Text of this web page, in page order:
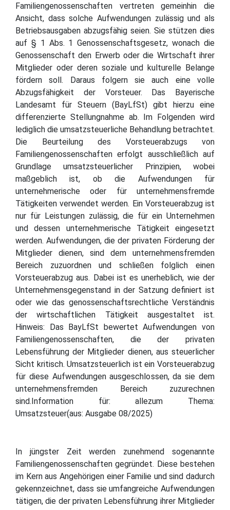
Familiengenossenschaften vertreten gemeinhin die
Ansicht, dass solche Aufwendungen zulässig und als
Betriebsausgaben abzugsfähig seien. Sie stützen dies
auf § 1 Abs. 1 Genossenschaftsgesetz, wonach die
Genossenschaft den Erwerb oder die Wirtschaft ihrer
Mitglieder oder deren soziale und kulturelle Belange
fördern soll. Daraus folgern sie auch eine volle
Abzugsfähigkeit der Vorsteuer. Das Bayerische
Landesamt für Steuern (BayLfSt) gibt hierzu eine
differenzierte Stellungnahme ab. Im Folgenden wird
lediglich die umsatzsteuerliche Behandlung betrachtet.
Die Beurteilung des Vorsteuerabzugs von
Familiengenossenschaften erfolgt ausschließlich auf
Grundlage umsatzsteuerlicher Prinzipien, wobei
maßgeblich ist, ob die Aufwendungen für
unternehmerische oder für unternehmensfremde
Tätigkeiten verwendet werden. Ein Vorsteuerabzug ist
nur für Leistungen zulässig, die für ein Unternehmen
und dessen unternehmerische Tätigkeit eingesetzt
werden. Aufwendungen, die der privaten Förderung der
Mitglieder dienen, sind dem unternehmensfremden
Bereich zuzuordnen und schließen folglich einen
Vorsteuerabzug aus. Dabei ist es unerheblich, wie der
Unternehmensgegenstand in der Satzung definiert ist
oder wie das genossenschaftsrechtliche Verständnis
der wirtschaftlichen Tätigkeit ausgestaltet ist.
Hinweis: Das BayLfSt bewertet Aufwendungen von
Familiengenossenschaften, die der privaten
Lebensführung der Mitglieder dienen, aus steuerlicher
Sicht kritisch. Umsatzsteuerlich ist ein Vorsteuerabzug
für diese Aufwendungen ausgeschlossen, da sie dem
unternehmensfremden Bereich zuzurechnen
sind.Information für: allezum Thema:
Umsatzsteuer(aus: Ausgabe 08/2025)
In jüngster Zeit werden zunehmend sogenannte
Familiengenossenschaften gegründet. Diese bestehen
im Kern aus Angehörigen einer Familie und sind dadurch
gekennzeichnet, dass sie umfangreiche Aufwendungen
tätigen, die der privaten Lebensführung ihrer Mitglieder